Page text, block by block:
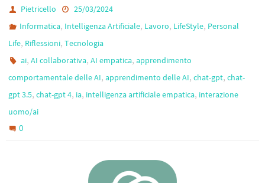
Pietricello
25/03/2024
Informatica, Intelligenza Artificiale, Lavoro, LifeStyle, Personal
Life, Riflessioni, Tecnologia
ai,AI collaborativa,AI empatica,apprendimento
comportamentale delle AI, apprendimento delle AI, chat-gpt, chat-
gpt 3.5, chat-gpt 4, ia, intelligenza artificiale empatica, interazione
uomo/ai
0